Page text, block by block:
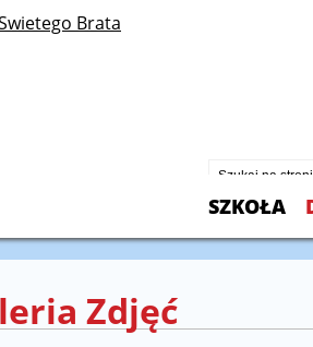
SZKOŁA
Zdjęć